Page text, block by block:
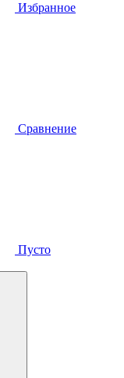
Избранное
Сравнение
Пусто